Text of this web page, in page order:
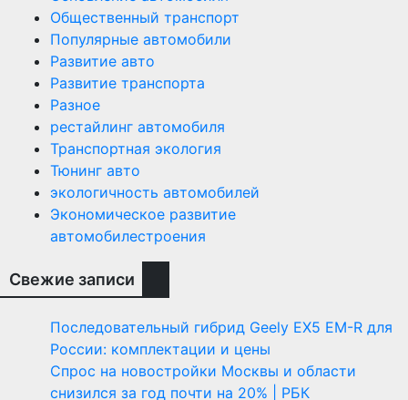
Общественный транспорт
Популярные автомобили
Развитие авто
Развитие транспорта
Разное
рестайлинг автомобиля
Транспортная экология
Тюнинг авто
экологичность автомобилей
Экономическое развитие
автомобилестроения
Свежие записи
Последовательный гибрид Geely EX5 EM-R для
России: комплектации и цены
Спрос на новостройки Москвы и области
снизился за год почти на 20% | РБК